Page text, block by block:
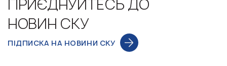
ПРИЄДНУЙТЕСЬ ДО
НОВИН СКУ
ПІДПИСКА НА НОВИНИ СКУ